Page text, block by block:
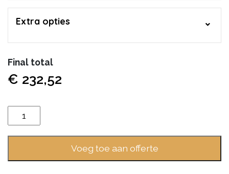
Extra opties
Final total
€ 232,52
Vivafloors
Eiken
6504
Voeg toe aan offerte